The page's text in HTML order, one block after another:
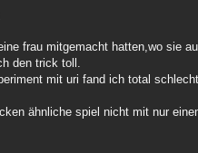
frau mitgemacht hatten,wo sie
den trick toll.
mit uri fand ich total
ähnliche spiel nicht mit nur